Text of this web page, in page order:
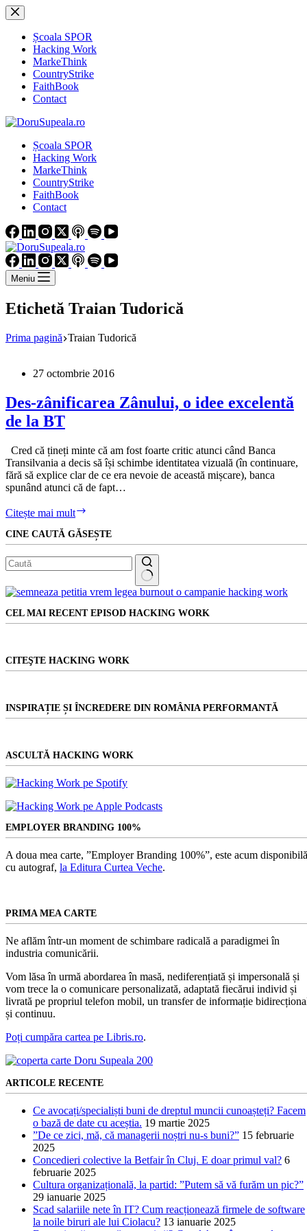
Sari
la
conținutȘcoala SPOR
Hacking Work
MarkeThink
CountryStrike
FaithBook
Contact
Școala SPOR
Hacking Work
MarkeThink
CountryStrike
FaithBook
Contact
Meniu
Etichetă Traian Tudorică
Prima pagină Traian Tudorică
27 octombrie 2016
Des-zânificarea Zânului, o idee excelentă
de la BT
Cred că țineți minte că am fost foarte critic atunci când Banca
Transilvania a decis să își schimbe identitatea vizuală (în continuare,
fără să explice clar de ce era nevoie de această mișcare), banca
spunând atunci că de fapt…
Citește mai mult
Zânului,
o
idee
excelentă
la
BT
CINE CAUTĂ GĂSEȘTE
Niciun
CEL MAI RECENT EPISOD HACKING WORK
CITEŞTE HACKING WORK
INSPIRAȚIE ȘI ÎNCREDERE DIN ROMÂNIA PERFORMANTĂ
ASCULTĂ HACKING WORK
EMPLOYER BRANDING 100%
A doua mea carte, ”Employer Branding 100%”, este acum
cu autograf, la Editura Curtea Veche.
PRIMA MEA CARTE
Ne aflăm într-un moment de schimbare radicală a paradigmei în
industria comunicării.
Vom lăsa în urmă abordarea în masă, nediferențiată și impersonală și
vom trece la o comunicare personalizată, adaptată fiecărui individ și
livrată pe propriul telefon mobil, un transfer de informație
și continuu.
Poți cumpăra cartea pe Libris.ro.
ARTICOLE RECENTE
Ce avocați/specialiști buni de dreptul muncii cunoașteți? Facem
o bază de date cu aceștia. 19 martie 2025
”De ce zici, mă, că managerii noștri nu-s buni?” 15 februarie
2025
Concedieri colective la Betfair în Cluj. E doar primul val? 6
februarie 2025
Cultura organizațională, la partid: ”Putem să vă furăm un pic?”
29 ianuarie 2025
Scad salariile nete în IT? Cum reacționează firmele de software
la noile biruri ale lui Ciolacu? 13 ianuarie 2025